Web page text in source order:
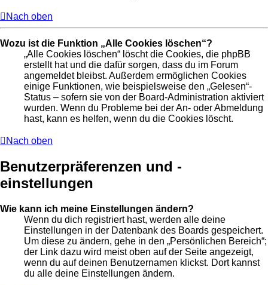
Nach oben
Wozu ist die Funktion „Alle Cookies löschen“?
„Alle Cookies löschen“ löscht die Cookies, die phpBB
erstellt hat und die dafür sorgen, dass du im Forum
angemeldet bleibst. Außerdem ermöglichen Cookies
einige Funktionen, wie beispielsweise den „Gelesen“-
Status – sofern sie von der Board-Administration aktiviert
wurden. Wenn du Probleme bei der An- oder Abmeldung
hast, kann es helfen, wenn du die Cookies löscht.
Nach oben
Benutzerpräferenzen und -
einstellungen
Wie kann ich meine Einstellungen ändern?
Wenn du dich registriert hast, werden alle deine
Einstellungen in der Datenbank des Boards gespeichert.
Um diese zu ändern, gehe in den „Persönlichen Bereich“;
der Link dazu wird meist oben auf der Seite angezeigt,
wenn du auf deinen Benutzernamen klickst. Dort kannst
du alle deine Einstellungen ändern.